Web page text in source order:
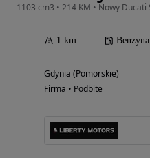
1 km Benzyna
Gdynia (Pomorskie)
Firma • Podbite